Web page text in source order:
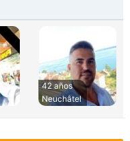
42 años
Neuchâtel